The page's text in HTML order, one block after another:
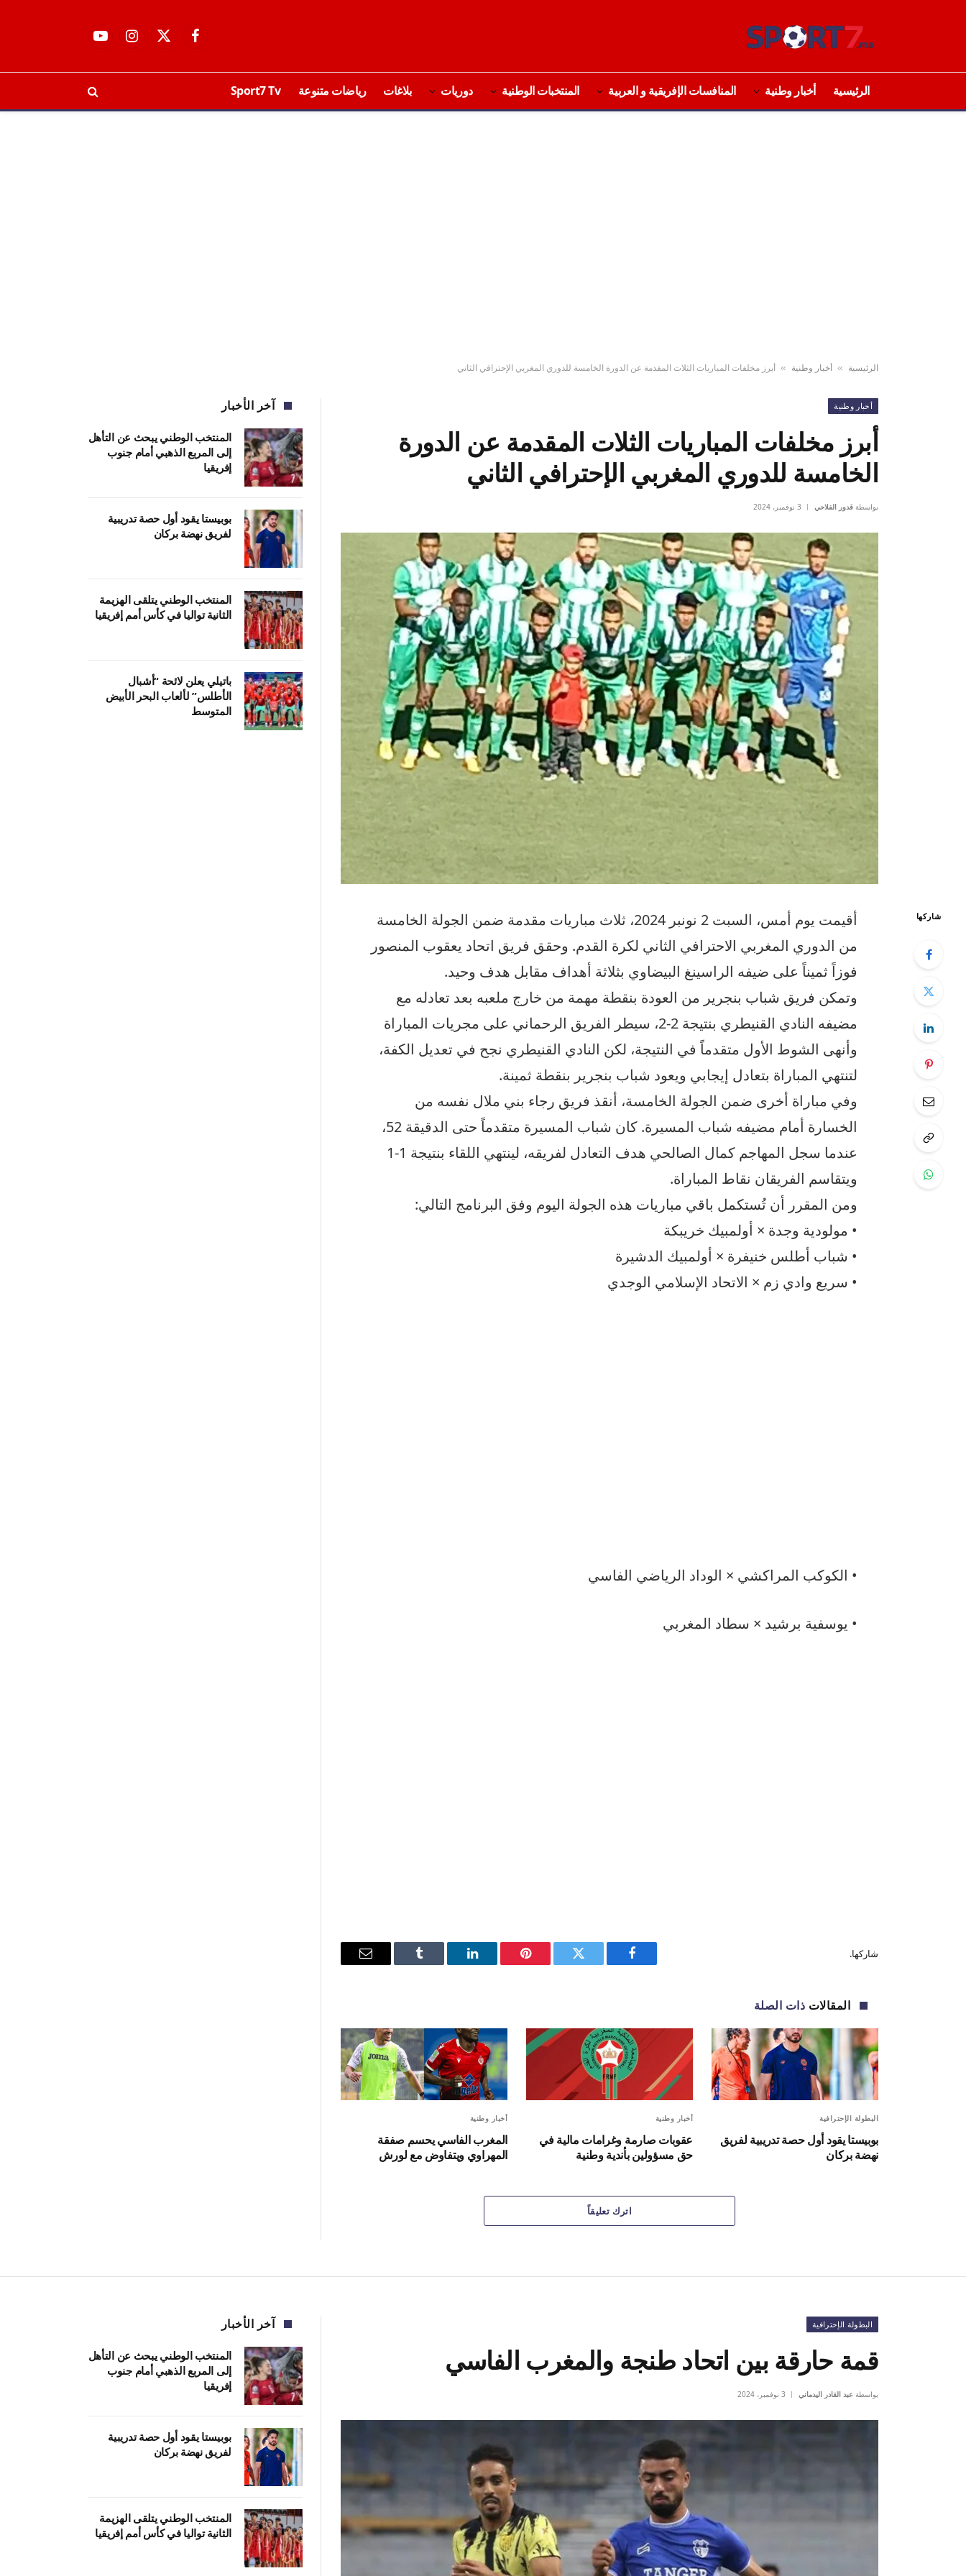
فيسبوكX
الانستغراميوتيوب
الرئيسية أخبار وطنية المنافسات الإفريقية و العربية المنتخبات الوطنية دوريات بلاغات رياضات متنوعة Sport7 Tv
الرئيسية » أخبار وطنية » أبرز مخلفات المباريات الثلات المقدمة عن الدورة الخامسة للدوري المغربي الإحترافي الثاني
أخبار وطنية
أبرز مخلفات المباريات الثلات المقدمة عن الدورة
الخامسة للدوري المغربي الإحترافي الثاني
بواسطة قدور الفلاحي 3 نوفمبر، 2024
شاركها
أقيمت يوم أمس، السبت 2 نونبر 2024، ثلاث مباريات مقدمة ضمن الجولة الخامسة
من الدوري المغربي الاحترافي الثاني لكرة القدم. وحقق فريق اتحاد يعقوب المنصور
فوزاً ثميناً على ضيفه الراسينغ البيضاوي بثلاثة أهداف مقابل هدف وحيد.
وتمكن فريق شباب بنجرير من العودة بنقطة مهمة من خارج ملعبه بعد تعادله مع
مضيفه النادي القنيطري بنتيجة 2-2، سيطر الفريق الرحماني على مجريات المباراة
وأنهى الشوط الأول متقدماً في النتيجة، لكن النادي القنيطري نجح في تعديل الكفة،
لتنتهي المباراة بتعادل إيجابي ويعود شباب بنجرير بنقطة ثمينة.
وفي مباراة أخرى ضمن الجولة الخامسة، أنقذ فريق رجاء بني ملال نفسه من
الخسارة أمام مضيفه شباب المسيرة. كان شباب المسيرة متقدماً حتى الدقيقة 52،
عندما سجل المهاجم كمال الصالحي هدف التعادل لفريقه، لينتهي اللقاء بنتيجة 1-1
ويتقاسم الفريقان نقاط المباراة.
ومن المقرر أن تُستكمل باقي مباريات هذه الجولة اليوم وفق البرنامج التالي:
• مولودية وجدة × أولمبيك خريبكة
• شباب أطلس خنيفرة × أولمبيك الدشيرة
• سريع وادي زم × الاتحاد الإسلامي الوجدي
• الكوكب المراكشي × الوداد الرياضي الفاسي
• يوسفية برشيد × سطاد المغربي
شاركها.
فيسبوك
تويتر بينتيريستلينكدإن Tumblr
البريد
المقالات ذات الصلة
البطولة الإحترافية
بوبيستا يقود أول حصة تدريبية لفريق
نهضة بركان
أخبار وطنية
عقوبات صارمة وغرامات مالية في
حق مسؤولين بأندية وطنية
أخبار وطنية
المغرب الفاسي يحسم صفقة
المهراوي ويتفاوض مع لورش
اترك تعليقاً
آخر الأخبار
المنتخب الوطني يبحث عن التأهل
إلى المربع الذهبي أمام جنوب
إفريقيا
بوبيستا يقود أول حصة تدريبية
لفريق نهضة بركان
المنتخب الوطني يتلقى الهزيمة
الثانية تواليا في كأس أمم إفريقيا
باتيلي يعلن لائحة “أشبال
الأطلس” لألعاب البحر الأبيض
المتوسط
البطولة الإحترافية
قمة حارقة بين اتحاد طنجة والمغرب الفاسي
بواسطة عبد القادر اليدماني 3 نوفمبر، 2024
آخر الأخبار
المنتخب الوطني يبحث عن التأهل
إلى المربع الذهبي أمام جنوب
إفريقيا
بوبيستا يقود أول حصة تدريبية
لفريق نهضة بركان
المنتخب الوطني يتلقى الهزيمة
الثانية تواليا في كأس أمم إفريقيا